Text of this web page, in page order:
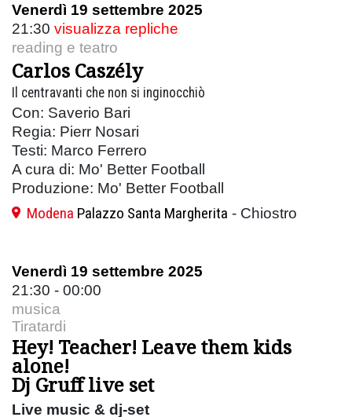
Venerdì 19 settembre 2025
21:30 visualizza repliche
reading e teatro
Carlos Caszély
Il centravanti che non si inginocchiò
Con: Saverio Bari
Regia: Pierr Nosari
Testi: Marco Ferrero
A cura di: Mo' Better Football
Produzione: Mo' Better Football
Modena Palazzo Santa Margherita - Chiostro
Venerdì 19 settembre 2025
21:30 - 00:00
musica
Tiratardi
Hey! Teacher! Leave them kids
alone!
Dj Gruff live set
Live music & dj-set